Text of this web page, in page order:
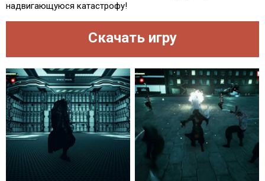
надвигающуюся катастрофу!
Скачать игру